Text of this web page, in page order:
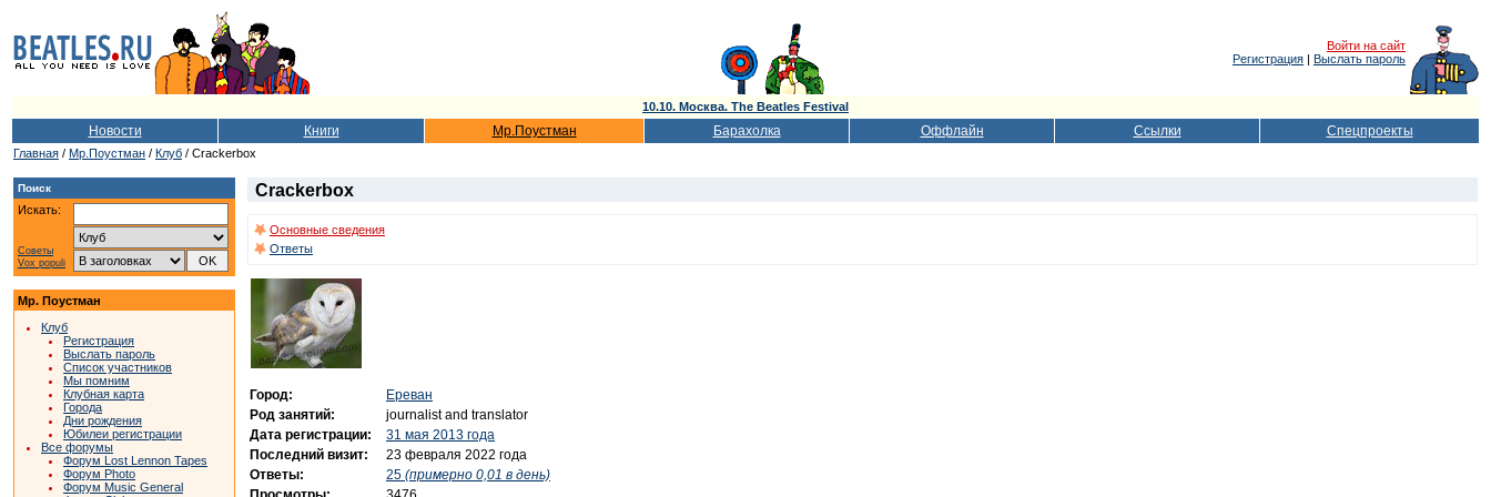
Войти на сайт
Регистрация | Выслать пароль
10.10. Москва. The Beatles Festival
Новости Книги Мр.Поустман Барахолка Оффлайн Ссылки Спецпроекты
Главная / Мр.Поустман / Клуб / Crackerbox
Поиск
Искать:
Советы
Vox populi
Мр. Поустман
Клуб
Регистрация
Выслать пароль
Список участников
Мы помним
Клубная карта
Города
Дни рождения
Юбилеи регистрации
Все форумы
Форум Lost Lennon Tapes
Форум Photo
Форум Music General
Crackerbox
Основные сведения
Ответы
Город:
Ереван
Род занятий:
journalist and translator
Дата регистрации:
31 мая 2013 года
Последний визит:
23 февраля 2022 года
Ответы:
25 (примерно 0,01 в день)